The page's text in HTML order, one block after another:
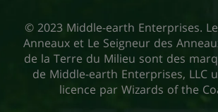
© 2023 Middle-earth Enterprises.
Anneaux et Le Seigneur des
de la Terre du Milieu sont des
de Middle-earth Enterprises, LLC
licence par Wizards of the